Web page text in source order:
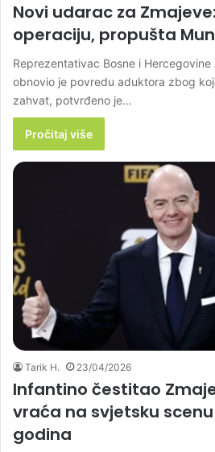
Novi udarac za
operaciju, propušta
Reprezentativac Bosne i Hercegovine
obnovio je povredu aduktora zbog
zahvat, potvrđeno je…
Pročitaj više
Tarik H. 23/04/2026
Infantino čestitao
vraća na svjetsku scenu
godina